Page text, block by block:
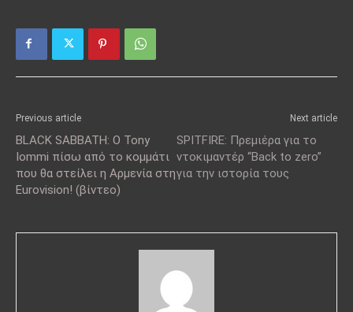
Previous article
BLACK SABBATH: O Tony
Iommi πίσω από το κομμάτι
που θα στείλει η Αρμενία στη
Eurovision! (βίντεο)
Next article
SPITFIRE: Πρεμιέρα για το
ντοκιμαντέρ “Back to zero”
για την ιστορία τους